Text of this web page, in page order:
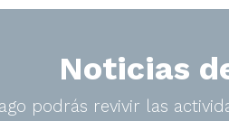
Noticias
podrás revivir las